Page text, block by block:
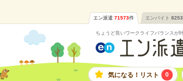
エン派遣 71573件 エンバイト
ちょうど良いワークライフバランスが
気になる！リスト 0